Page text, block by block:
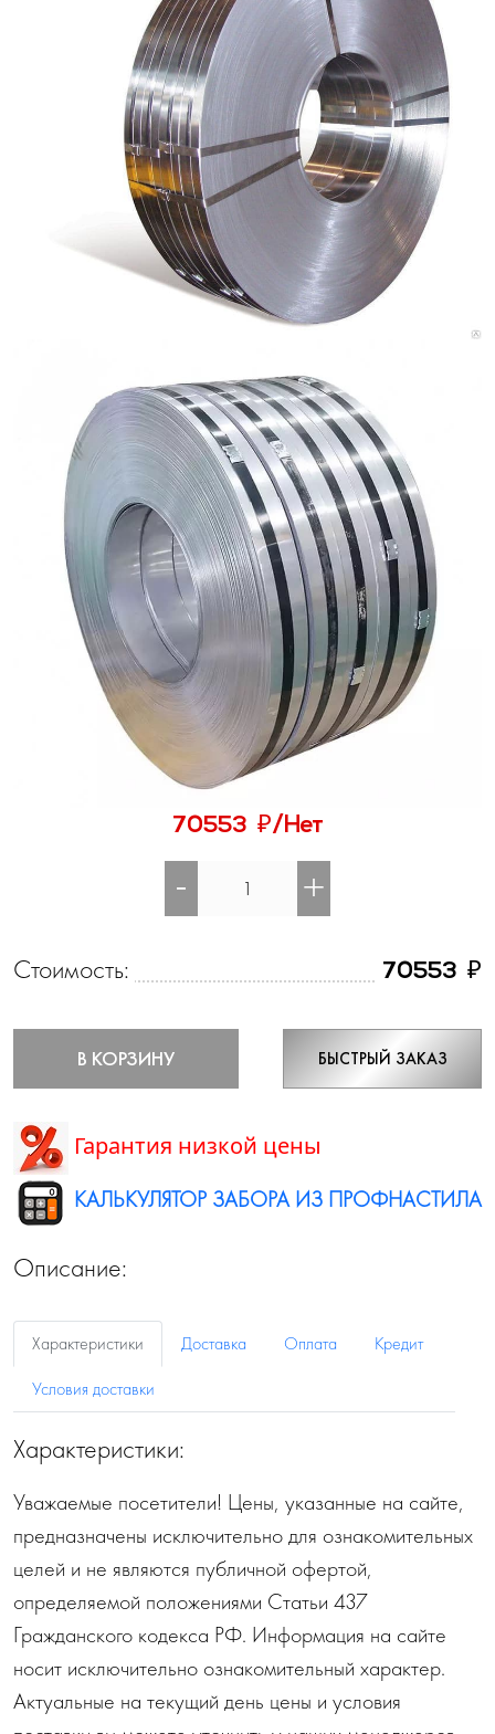
70553 ₽/Нет
- +
Стоимость: 70553 ₽
В КОРЗИНУ БЫСТРЫЙ ЗАКАЗ
Гарантия низкой цены
КАЛЬКУЛЯТОР ЗАБОРА ИЗ ПРОФНАСТИЛА
Описание:
Характеристики Доставка Оплата
Кредит
Условия доставки
Характеристики:
Уважаемые посетители! Цены, указанные на сайте,
предназначены исключительно для ознакомительных
целей и не являются публичной офертой,
определяемой положениями Статьи 437
Гражданского кодекса РФ. Информация на сайте
носит исключительно ознакомительный характер.
Актуальные на текущий день цены и условия